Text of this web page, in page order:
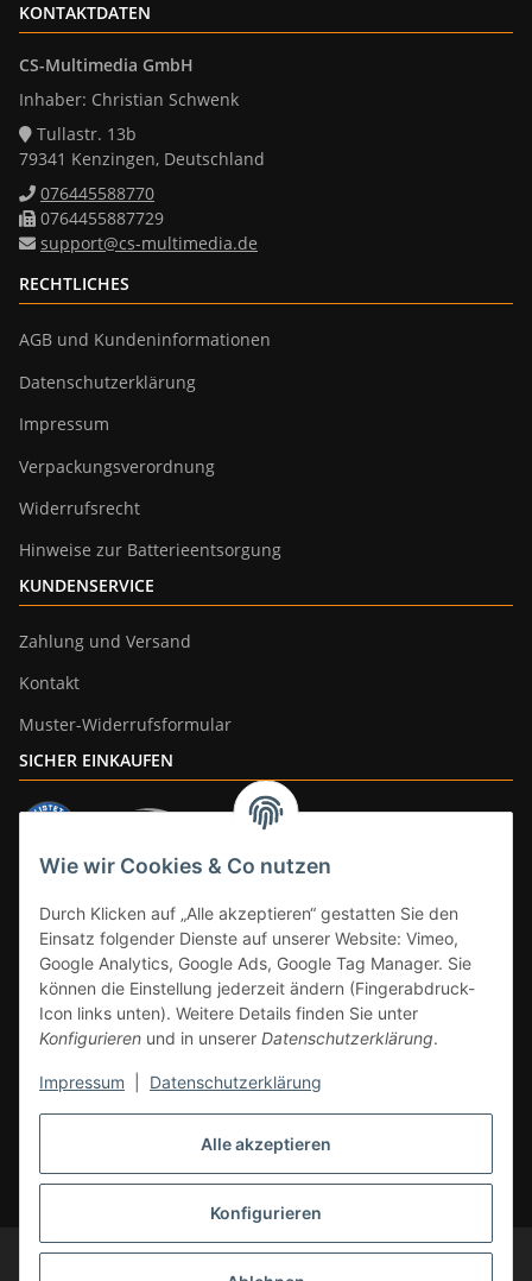
Alle akzeptieren
Konfigurieren
Wie wir Cookies & Co nutzen
Durch Klicken auf „Alle akzeptieren“ gestatten Sie den
Einsatz folgender Dienste auf unserer Website: Vimeo,
Google Analytics, Google Ads, Google Tag Manager. Sie
können die Einstellung jederzeit ändern (Fingerabdruck-
Icon links unten). Weitere Details finden Sie unter
Konfigurieren und in unserer Datenschutzerklärung.
Impressum Datenschutzerklärung
KONTAKTDATEN
CS-Multimedia GmbH
Inhaber: Christian Schwenk
Tullastr. 13b
79341 Kenzingen, Deutschland
076445588770
0764455887729
support@cs-multimedia.de
RECHTLICHES
AGB und Kundeninformationen
Datenschutzerklärung
Impressum
Verpackungsverordnung
Widerrufsrecht
Hinweise zur Batterieentsorgung
KUNDENSERVICE
Zahlung und Versand
Kontakt
Muster-Widerrufsformular
SICHER EINKAUFEN
* Alle Preise inkl. gesetzlicher Mwst., zzgl.Versand
DE, gilt nicht für Großgeräte per Spedition). Artikel mit 0% MwSt. (gem. §
© CS-Multimedia GmbH
Änderungen und Irrtümer vorbehalten.